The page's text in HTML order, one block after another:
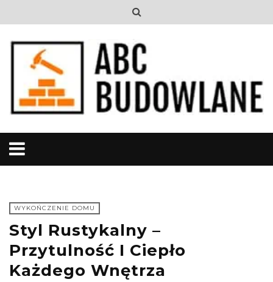
WYKOŃCZENIE DOMU
Styl Rustykalny –
Przytulność I Ciepło
Każdego Wnętrza